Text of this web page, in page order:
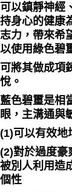
可以鎮靜神經
持身心的健康
志力，帶來希
以使用綠色碧
可將其做成項
悅。
藍色碧璽是相
眼，主溝通與
(1)可以有效地
(2)對於過度豪
被別人利用造
個性